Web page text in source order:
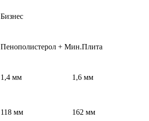
Бизнес
Пенополистерол + Мин.Плита
1,4 мм 1,6 мм
118 мм 162 мм